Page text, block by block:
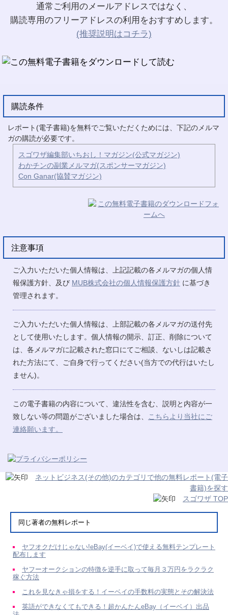
通常ご利用のメールアドレスではなく、
購読専用のフリーアドレスの利用をおすすめします。
(推奨説明はコチラ)
購読条件
レポート(電子書籍)を無料でご覧いただくためには、下記のメルマ
ガの購読が必要です。
スゴワザ編集部いちおし！マガジン(公式マガジン)
わかチンの副業メルマガ(スポンサーマガジン)
Con Ganar(協賛マガジン)
注意事項
ご入力いただいた個人情報は、上記記載の各メルマガの個人情
報保護方針、及び MUB株式会社の個人情報保護方針 に基づき
管理されます。
ご入力いただいた個人情報は、上部記載の各メルマガの送付先
として使用いたします。個人情報の開示、訂正、削除について
は、各メルマガに記載された窓口にてご相談、ないしは記載さ
れた方法にて、ご自身で行ってください(当方での代行はいたし
ません)。
この電子書籍の内容について、違法性を含む、説明と内容が一
致しない等の問題がございました場合は、
こちらより当社にご
連絡願います。
ネットビジネス(その他)のカテゴリで他の無料レポート(電子
書籍)を探す
スゴワザ TOP
同じ著者の無料レポート
ヤフオクだけじゃない!eBay(イーベイ)で使える無料テンプレート
配布します
ヤフーオークションの特徴を逆手に取って毎月３万円をラクラク
稼ぐ方法
これを見なきゃ損をする！イーベイの手数料の実態とその解決法
英語ができなくてもできる！超かんたんeBay（イーベイ）出品